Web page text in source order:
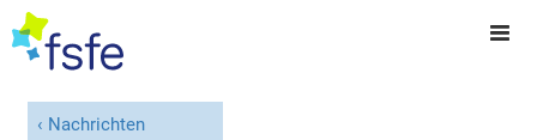
Nachrichten